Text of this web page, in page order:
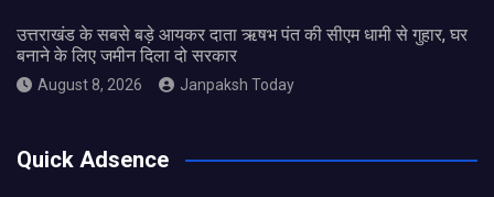
उत्तराखंड के सबसे बड़े आयकर दाता ऋषभ पंत की सीएम धामी से गुहार, घर
बनाने के लिए जमीन दिला दो सरकार
August 8, 2026 Janpaksh Today
Quick Adsence